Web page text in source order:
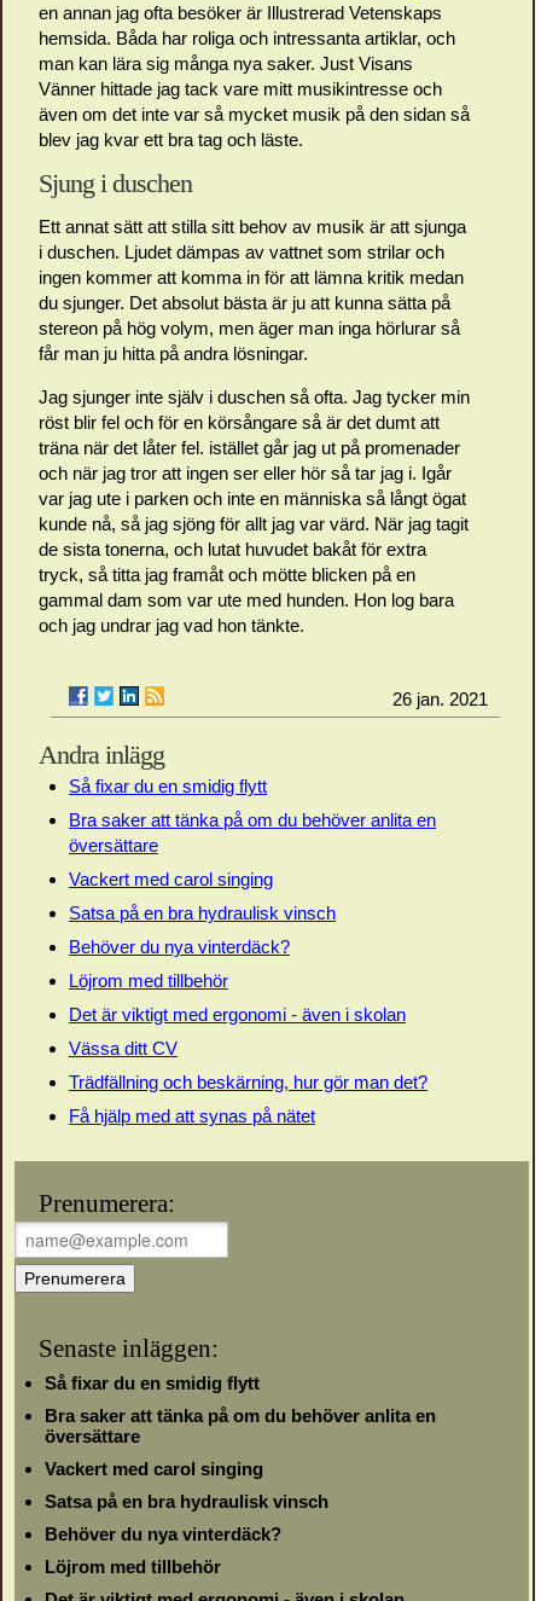
en annan jag ofta besöker är Illustrerad Vetenskaps
hemsida. Båda har roliga och intressanta artiklar, och
man kan lära sig många nya saker. Just Visans
Vänner hittade jag tack vare mitt musikintresse och
även om det inte var så mycket musik på den sidan så
blev jag kvar ett bra tag och läste.
Sjung i duschen
Ett annat sätt att stilla sitt behov av musik är att sjunga
i duschen. Ljudet dämpas av vattnet som strilar och
ingen kommer att komma in för att lämna kritik medan
du sjunger. Det absolut bästa är ju att kunna sätta på
stereon på hög volym, men äger man inga hörlurar så
får man ju hitta på andra lösningar.
Jag sjunger inte själv i duschen så ofta. Jag tycker min
röst blir fel och för en körsångare så är det dumt att
träna när det låter fel. istället går jag ut på promenader
och när jag tror att ingen ser eller hör så tar jag i. Igår
var jag ute i parken och inte en människa så långt ögat
kunde nå, så jag sjöng för allt jag var värd. När jag tagit
de sista tonerna, och lutat huvudet bakåt för extra
tryck, så titta jag framåt och mötte blicken på en
gammal dam som var ute med hunden. Hon log bara
och jag undrar jag vad hon tänkte.
26 jan. 2021
Andra inlägg
Så fixar du en smidig flytt
Bra saker att tänka på om du behöver anlita en
översättare
Vackert med carol singing
Satsa på en bra hydraulisk vinsch
Behöver du nya vinterdäck?
Löjrom med tillbehör
Det är viktigt med ergonomi - även i skolan
Vässa ditt CV
Trädfällning och beskärning, hur gör man det?
Få hjälp med att synas på nätet
Prenumerera:
Senaste inläggen:
Så fixar du en smidig flytt
Bra saker att tänka på om du behöver anlita en
översättare
Vackert med carol singing
Satsa på en bra hydraulisk vinsch
Behöver du nya vinterdäck?
Löjrom med tillbehör